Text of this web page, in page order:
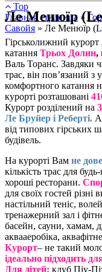
Top
Главная страница »
Савойя » Ле Менюїр
Ле Менюїр
Гірськолижний курорт
катання Трьох Долин,
Валь Торанс. Завдяки
трас, він пов’язаний з
комфортного катання
курорті розташовані
Курорт розділений на
Ле Бруйер і Реберті.
від типових гірських
будівель.
На курорті Вам не
кількість трас для
хороші ресторани.
для своїх гостей
настільний теніс,
тренажерний зал і
басейн, сауни, хамам,
аквааеробіка,
Курорт– не такий
ідеально підходить
Для дітей: клуб Піу-